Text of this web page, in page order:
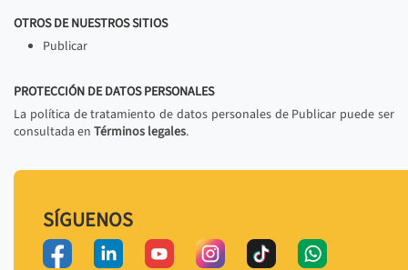
OTROS DE NUESTROS SITIOS
Publicar
PROTECCIÓN DE DATOS PERSONALES
La política de tratamiento de datos personales de Publicar puede ser
consultada en Términos legales.
SÍGUENOS